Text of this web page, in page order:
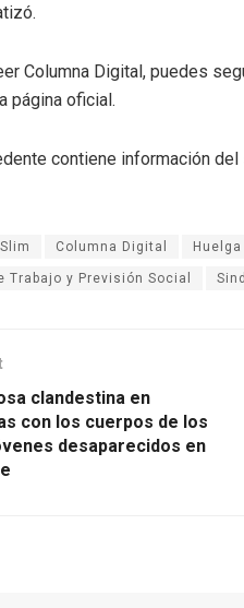
Columna Digital, puedes
página oficial.
contiene información
Columna Digital Huelga
Trabajo y Previsión Social
clandestina en
con los cuerpos de los
desaparecidos en